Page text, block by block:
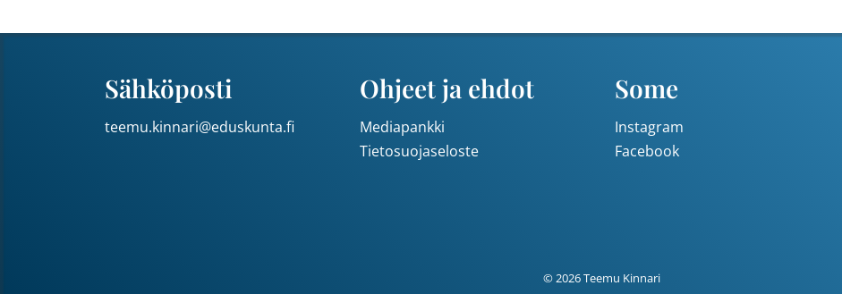
Sähköposti
teemu.kinnari@eduskunta.fi
Ohjeet ja ehdot
Mediapankki
Tietosuojaseloste
Some
Instagram
Facebook
© 2026 Teemu Kinnari